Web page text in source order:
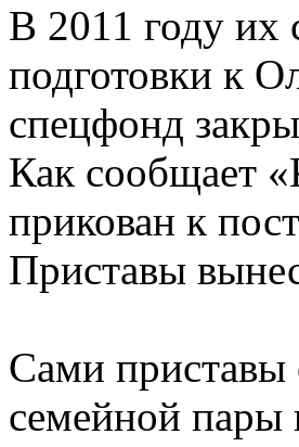
В 2011 году их
подготовки к
спецфонд
Как сообщает
прикован к
Приставы
Сами приставы
семейной пары